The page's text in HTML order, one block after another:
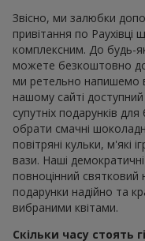
Звісно, ми залюбки
привітання по
комплексним. До будь-
можете безкоштовно
ми ретельно напишемо
нашому сайті
супутніх подарунків
обрати смачні
повітряні кульки, м'які
вази. Наші
повноцінний святковий
подарунки надійно та
вибраними квітами.
Скільки часу стоять